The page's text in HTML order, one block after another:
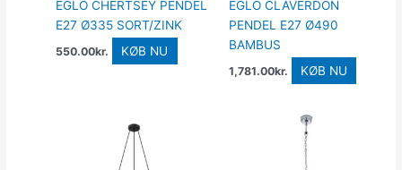
EGLO CHERTSEY PENDEL
E27 Ø335 SORT/ZINK
550.00kr. KØB NU
EGLO CLAVERDON
PENDEL E27 Ø490
BAMBUS
1,781.00kr. KØB NU